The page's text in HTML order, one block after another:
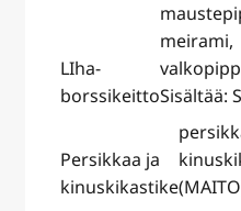
LIha-
borssikeitto
meirami,
Sisältää:
Persikkaa ja
kinuskikastike